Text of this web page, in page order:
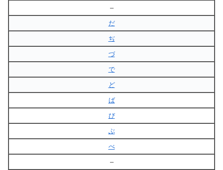
–
だ
ぢ
づ
で
ど
ば
び
ぶ
べ
–